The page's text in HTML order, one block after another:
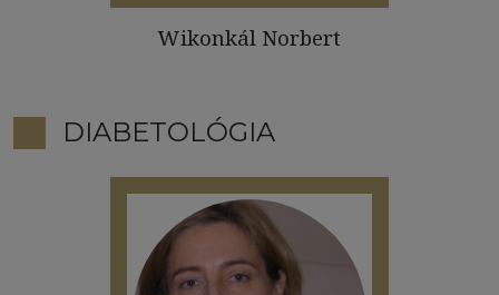
Wikonkál Norbert
DIABETOLÓGIA